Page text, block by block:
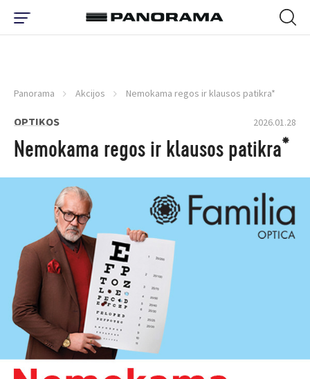
Panorama Akcijos Nemokama regos ir klausos patikra*
OPTIKOS 2026.01.28
Nemokama regos ir klausos patikra*